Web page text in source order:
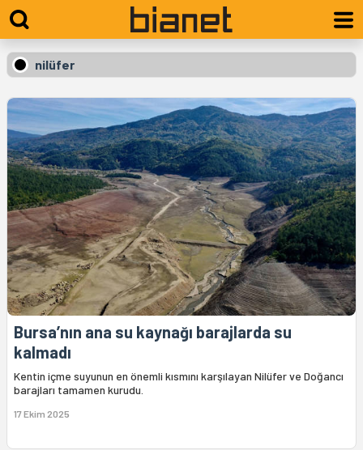
nilüfer
Bursa’nın ana su kaynağı barajlarda su
kalmadı
Kentin içme suyunun en önemli kısmını karşılayan Nilüfer ve Doğancı
barajları tamamen kurudu.
17 Ekim 2025